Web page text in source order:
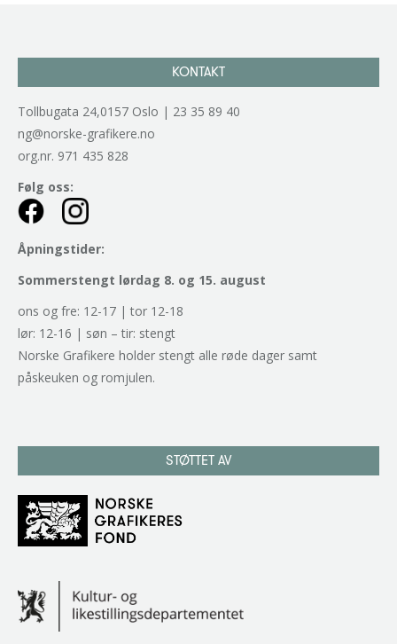
KONTAKT
Tollbugata 24,0157 Oslo | 23 35 89 40
ng@norske-grafikere.no
org.nr. 971 435 828
Følg oss:
Åpningstider:
Sommerstengt lørdag 8. og 15. august
ons og fre: 12-17 | tor 12-18
lør: 12-16 | søn – tir: stengt
Norske Grafikere holder stengt alle røde dager samt
påskeuken og romjulen.
STØTTET AV